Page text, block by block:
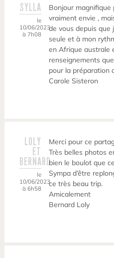
SYLLA
le
10/06/2023
à 7h08
Bonjour magnifique
vraiment envie ,
de vous depuis que
seule et à mon
en Afrique australe
renseignements
pour la préparation
Carole Sisteron
LOLY
ET
BERNARD
le
10/06/2023
à 6h58
Merci pour ce
Très belles photos
bien le boulot que
Sympa d’être
ce très beau trip.
Amicalement
Bernard Loly